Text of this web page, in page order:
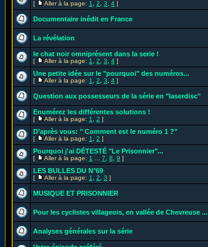
[ Aller à la page: 1 2 3 4 ]
Documentaire inédit en France
La révélation
le chat noir omniprésent dans la serie !
[ Aller à la page: 1 2 3 4 ]
Une petite idée sur le "pourquoi" des numéros...
[ Aller à la page: 1 2 3 4 ]
Question aux possesseurs de la série en "laserdisc"
Enumérez les différentes solutions !
[ Aller à la page: 1 2 ]
D’après vous: " Comment est le numéro 1 ?"
[ Aller à la page: 1 2 ]
Pourquoi j'ai DÉTESTÉ "Le Prisonnier"...
[ Aller à la page: 1 7 8 9 ]
LES BULLES DU N°69
[ Aller à la page: 1 2 3 ]
MUSIQUE ET PRISONNIER
Pour les cyclistes villageois, en vallée de Chevreuse ...
Analyses générales sur la série